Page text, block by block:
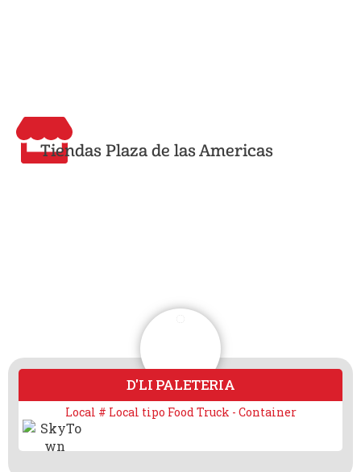
Tiendas Plaza de las Americas
D'LI PALETERIA
Local # Local tipo Food Truck - Container